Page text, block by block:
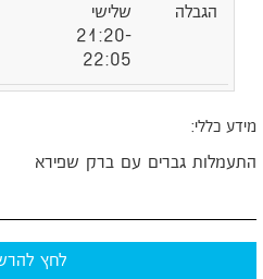
הגבלה
שלישי
21:20-
22:05
מידע כללי:
התעמלות גברים עם ברק שפירא
לחץ